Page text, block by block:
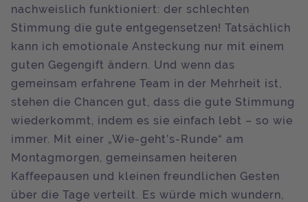
nachweislich funktioniert: der schlechten
Stimmung die gute entgegensetzen! Tatsächlich
kann ich emotionale Ansteckung nur mit einem
guten Gegengift ändern. Und wenn das
gemeinsam erfahrene Team in der Mehrheit ist,
stehen die Chancen gut, dass die gute Stimmung
wiederkommt, indem es sie einfach lebt – so wie
immer. Mit einer „Wie-geht’s-Runde“ am
Montagmorgen, gemeinsamen heiteren
Kaffeepausen und kleinen freundlichen Gesten
über die Tage verteilt. Es würde mich wundern,